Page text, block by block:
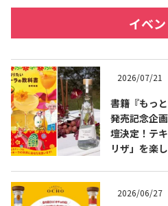
テキーラマーケット
テキーラの飲み方
イベ
2026/07/21
書籍『もっ
発売記念企
壇決定！テ
リザ」を楽
っと知りた
2026/06/27